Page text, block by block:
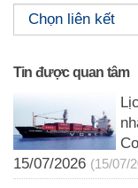
Tin được quan tâm
15/07/2026 (15/07/